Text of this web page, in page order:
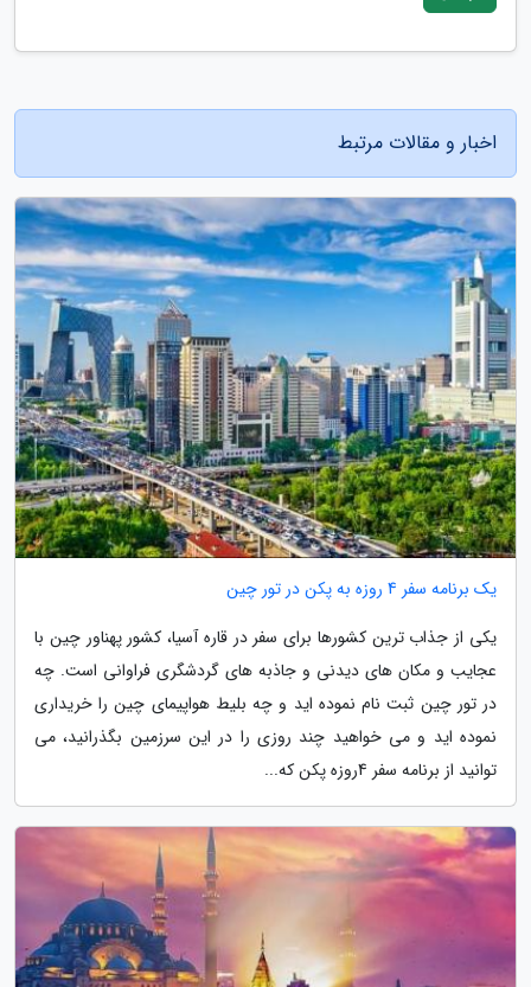
اخبار و مقالات مرتبط
یک برنامه سفر 4 روزه به پکن در تور چین
یکی از جذاب ترین کشورها برای سفر در قاره آسیا، کشور پهناور چین با
عجایب و مکان های دیدنی و جاذبه های گردشگری فراوانی است. چه
در تور چین ثبت نام نموده اید و چه بلیط هواپیمای چین را خریداری
نموده اید و می خواهید چند روزی را در این سرزمین بگذرانید، می
توانید از برنامه سفر 4روزه پکن که...